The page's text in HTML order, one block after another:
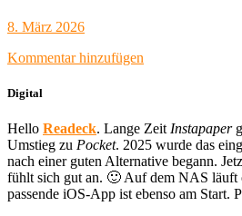
8. März 2026
Kommentar hinzufügen
Digital
Hello Readeck. Lange Zeit Instapaper
Umstieg zu Pocket. 2025 wurde das
nach einer guten Alternative begann.
fühlt sich gut an. 🙂 Auf dem NAS läuft
passende iOS-App ist ebenso am Start.